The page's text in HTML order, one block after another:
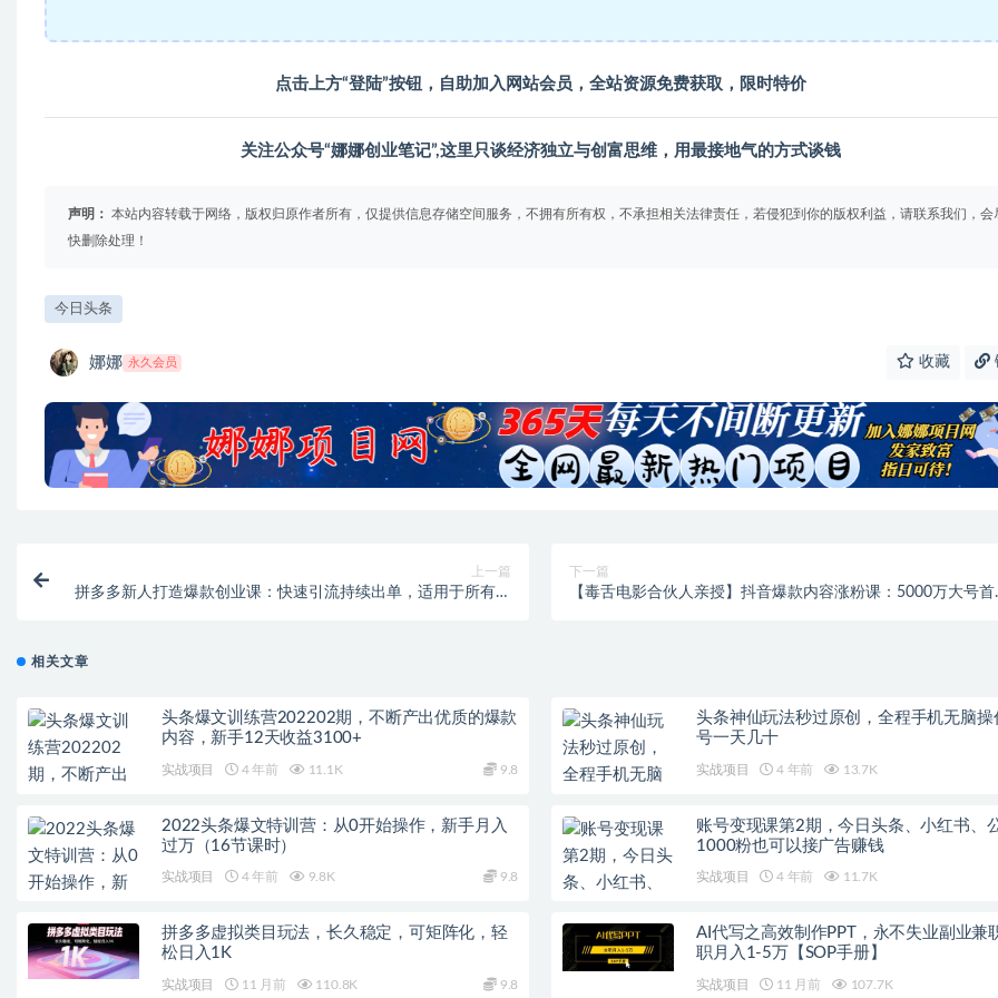
点击上方“登陆”按钮，自助加入 网站会员 ，全站资源免费获取，限时特价
关注公众号“娜娜创业笔记”,这里只谈经济独立与创富思维，用最接地气的方式谈钱
声明： 本站内容转载于网络，版权归原作者所有，仅提供信息存储空间服务，不拥有所有权，不承担相关法律责任，若侵犯到你的版权利益，请联系我们，会
快删除处理！
今日头条
娜娜 永久会员 收藏
上一篇
拼多多新人打造爆款创业课：快速引流持续出单，适用于所有新
下一篇
【毒舌电影合伙人亲授】抖音爆款内容涨粉课：5000万大号首
相关文章
头条爆文训练营202202期，不断产出优质的爆款
内容，新手12天收益3100+
实战项目 4 年前 11.1K 9.8
头条神仙玩法秒过原创，全程手机无脑操
号一天几十
实战项目 4 年前 13.7K
2022头条爆文特训营：从0开始操作，新手月入
过万（16节课时）
实战项目 4 年前 9.8K 9.8
账号变现课第2期，今日头条、小红书、
1000粉也可以接广告赚钱
实战项目 4 年前 11.7K
拼多多虚拟类目玩法，长久稳定，可矩阵化，轻
松日入1K
实战项目 11 月前 110.8K 9.8
AI代写之高效制作PPT，永不失业副业兼
职月入1-5万【SOP手册】
实战项目 11 月前 107.7K